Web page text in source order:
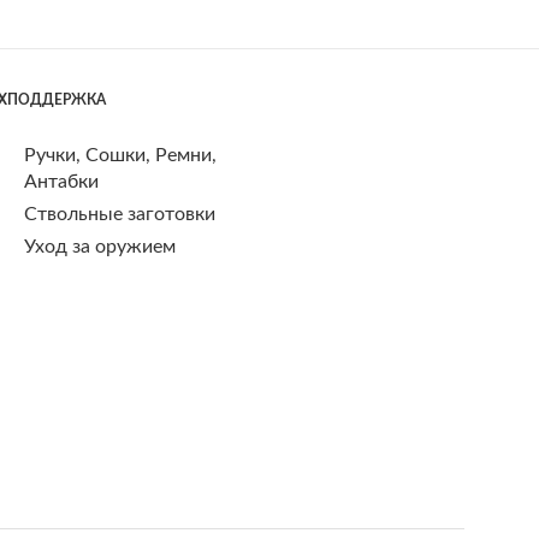
Ручки, Сошки, Ремни,
Антабки
Ствольные заготовки
Уход за оружием